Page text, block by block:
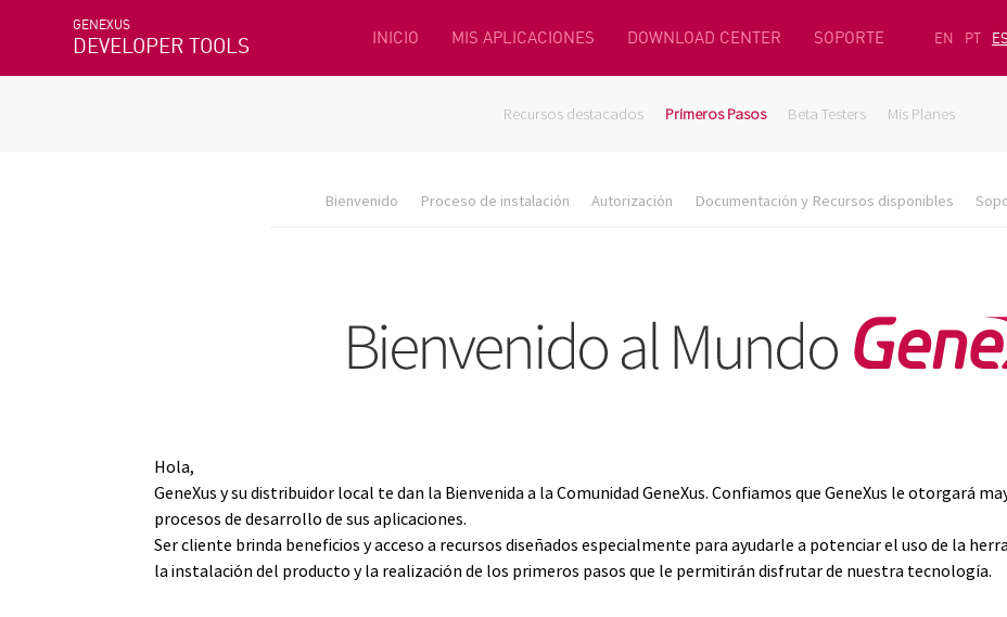
GENEXUS
DEVELOPER TOOLS INICIO MIS APLICACIONES DOWNLOAD CENTER SOPORTE EN PT ES
Recursos destacados Primeros Pasos Beta Testers Mis Planes
Bienvenido Proceso de instalación Autorización Documentación y Recursos disponibles
Hola,
GeneXus y su distribuidor local te dan la Bienvenida a la Comunidad GeneXus. Confiamos que GeneXus le otorgará
procesos de desarrollo de sus aplicaciones.
Ser cliente brinda beneficios y acceso a recursos diseñados especialmente para ayudarle a potenciar el uso de la
la instalación del producto y la realización de los primeros pasos que le permitirán disfrutar de nuestra tecnología.